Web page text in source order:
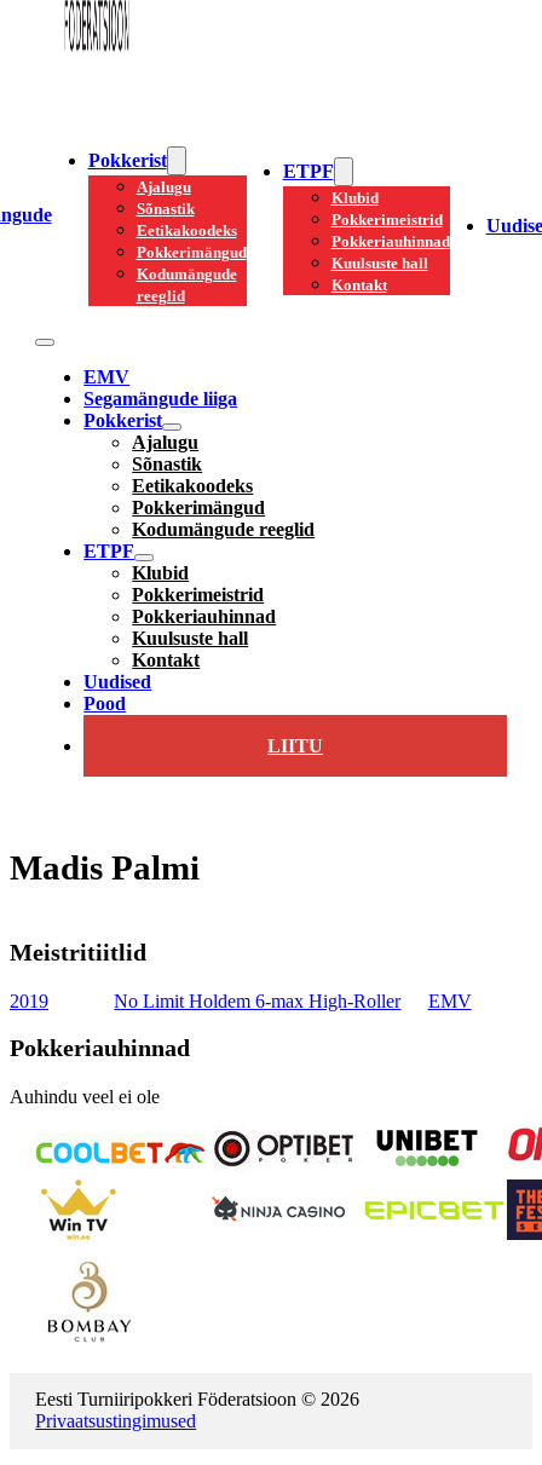
Pokkerist
Ajalugu
Sõnastik
Eetikakoodeks
Pokkerimängud
Kodumängude
reeglid
ETPF
Klubid
Pokkerimeistrid
Pokkeriauhinnad
Kuulsuste hall
Kontakt
EMV
Segamängude liiga
Pokkerist
Ajalugu
Sõnastik
Eetikakoodeks
Pokkerimängud
Kodumängude reeglid
ETPF
Klubid
Pokkerimeistrid
Pokkeriauhinnad
Kuulsuste hall
Kontakt
Uudised
Pood
LIITU
Madis Palmi
Meistritiitlid
2019 No Limit Holdem 6-max High-Roller EMV
Pokkeriauhinnad
Auhindu veel ei ole
Eesti Turniiripokkeri Föderatsioon © 2026
Privaatsustingimused